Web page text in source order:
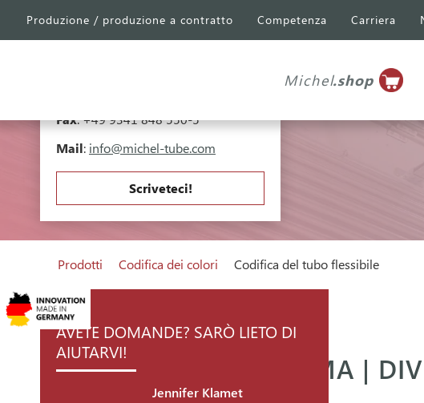
Michel TubeEngineering GmbH
Fax: +49 9341 848 550-5
Mail: info@michel-tube.com
Scriveteci!
Produzione / produzione a contratto Competenza Carriera
Michel.shop
Prodotti Codifica dei colori Codifica del tubo flessibile
AVETE DOMANDE? SARÒ LIETO DI
AIUTARVI!
Jennifer Klamet
ANELLO PORTAGOMMA |